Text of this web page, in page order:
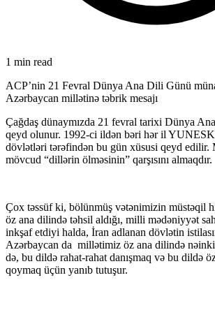
1 min read
ACP’nin 21 Fevral Dünya Ana Dili Günü
Azərbaycan millətinə təbrik mesajı
Çağdaş dünaymızda 21 fevral tarixi Dünya
qeyd olunur. 1992-ci ildən bəri hər il
dövlətləri tərəfindən bu gün xüsusi qeyd edilir.
mövcud “dillərin ölməsinin” qarşısını almaqdır.
Çox təssüf ki, bölünmüş vətənimizin müstəqil
öz ana dilində təhsil aldığı, milli mədəniyyət
inkşaf etdiyi halda, İran adlanan dövlətin
Azərbaycan da millətimiz öz ana dilində
də, bu dildə rahat-rahat danışmaq və bu dildə
qoymaq üçün yanıb tutuşur.